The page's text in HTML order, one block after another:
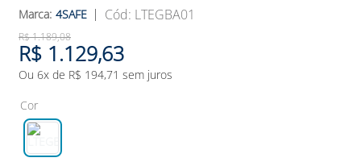
4SAFE : LTEGBA01
R$1.189,08
R$ 1.129,63
Ou 6x de R$ 194,71 sem juros
Cor